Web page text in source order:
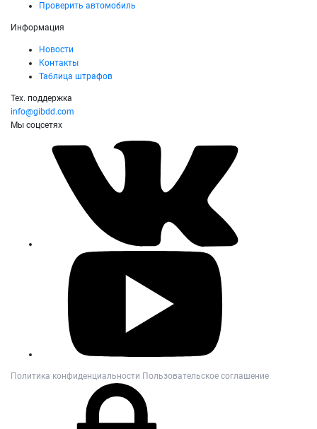
Проверить автомобиль
Информация
Новости
Контакты
Таблица штрафов
Тех. поддержка
info@gibdd.com
Мы соцсетях
Политика конфиденциальности Пользовательское соглашение